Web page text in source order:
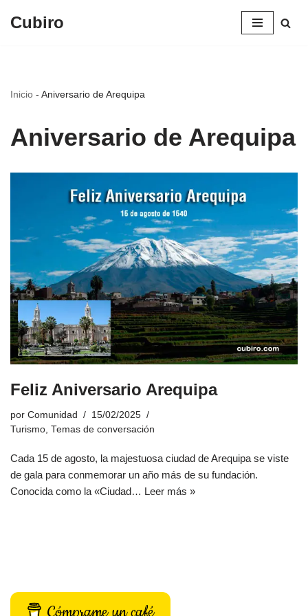
Cubiro
Inicio - Aniversario de Arequipa
Aniversario de Arequipa
Feliz Aniversario Arequipa
por Comunidad
15/02/2025
Turismo Temas de conversación
Cada 15 de agosto, la majestuosa ciudad de Arequipa se viste
de gala para conmemorar un año más de su fundación.
Conocida como la «Ciudad… Leer más »